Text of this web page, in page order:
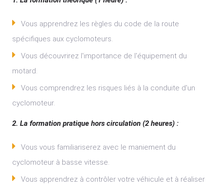
Vous apprendrez les règles du code de la route
spécifiques aux cyclomoteurs.
Vous découvrirez l'importance de l'équipement du
motard.
Vous comprendrez les risques liés à la conduite d'un
cyclomoteur.
2. La formation pratique hors circulation (2 heures) :
Vous vous familiariserez avec le maniement du
cyclomoteur à basse vitesse.
Vous apprendrez à contrôler votre véhicule et à réaliser